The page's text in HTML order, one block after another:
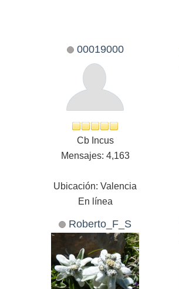
00019000
Cb Incus
Mensajes: 4,163
Ubicación: Valencia
En línea
Roberto_F_S